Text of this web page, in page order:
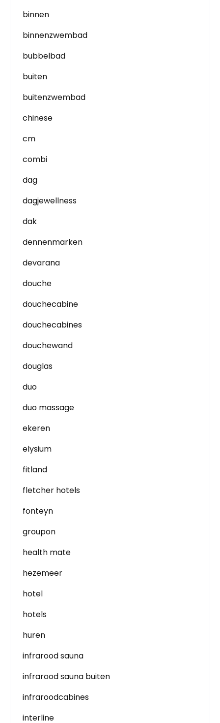
binnen
binnenzwembad
bubbelbad
buiten
buitenzwembad
chinese
cm
combi
dag
dagjewellness
dak
dennenmarken
devarana
douche
douchecabine
douchecabines
douchewand
douglas
duo
duo massage
ekeren
elysium
fitland
fletcher hotels
fonteyn
groupon
health mate
hezemeer
hotel
hotels
huren
infrarood sauna
infrarood sauna buiten
infraroodcabines
interline